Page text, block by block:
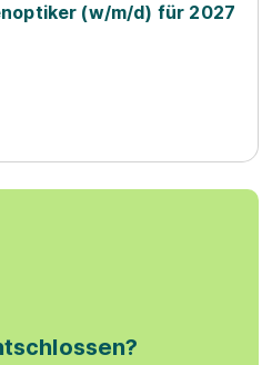
(w/m/d) für 2027